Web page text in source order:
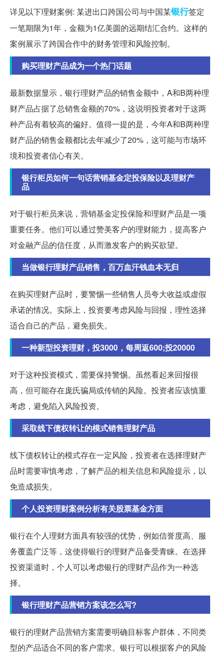
详见以下理财案例: 某进出口跨国公司与中国某银行签定
一笔期限为1年，金额为1亿美圆的远期结汇合约。这样的
案例展示了跨国合作中的财务管理和风险控制。
购买理财产品成为一个热门话题
最新数据显示，银行理财产品的销售金额中，A和B两种理
财产品占据了总销售金额的70%，这说明投资者对于这两
种产品有着较高的偏好。值得一提的是，今年A和B两种理
财产品的销售金额都比去年减少了20%，这可能与市场环
境和投资者信心有关。
银行柜员如何一句话营销基金定投保险以及理财产
品
对于银行柜员来说，营销基金定投保险和理财产品是一项
重要任务。他们可以通过赞美客户的理财能力，提高客户
对金融产品的信任度，从而激发客户的购买欲望。
当做银行理财产品销售，百万血汗钱血本无归
在购买理财产品时，要警惕一些销售人员夸大收益或虚假
承诺的情况。实际上，投资要考虑风险与回报，理性选择
适合自己的产品，避免损失。
一种新型投资理财，投3000，每周返600;投20000
对于这种投资模式，需要保持警惕。虽然看起来回报很
高，但可能存在庞氏骗局或传销的风险。投资者应该慎重
考虑，避免陷入风险投资。
采取线下债权转让的模式销售理财产品
线下债权转让的模式存在一定风险，投资者在选择理财产
品时需要审慎考虑，了解产品的相关信息和风险提示，以
免造成损失。
个人投资理财案例分析有关股票基金方面
银行在个人理财方面具有较强的优势，例如信誉度高、服
务覆盖广泛等，这使得银行的理财产品备受青睐。在选择
投资渠道时，个人可以考虑银行的理财产品作为一种选
择。
银行理财产品营销方案该怎么写?
银行的理财产品营销方案需要明确目标客户群体，不同类
型的产品适合不同的客户需求。银行可以根据客户的风险